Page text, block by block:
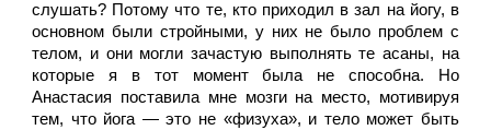
слушать? Потому что те, кто приходил в зал на йогу, в
основном были стройными, у них не было проблем с
телом, и они могли зачастую выполнять те асаны, на
которые я в тот момент была не способна. Но
Анастасия поставила мне мозги на место, мотивируя
тем, что йога — это не «физуха», и тело может быть